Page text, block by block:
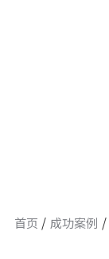
首页 成功案例